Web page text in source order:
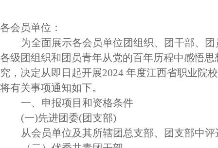
各会员单位：
为全面展示各会员单位团组织、团干部、
各级团组织和团员青年从党的百年历程中感悟思
究，决定从即日起开展2024 年度江西省职业院
将有关事项通知如下。
一、申报项目和资格条件
(一)先进团委(团支部)
从会员单位及其所辖团总支部、团支部中